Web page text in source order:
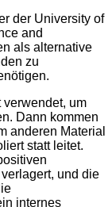
der University of
and
als alternative
zu
verwendet, um
Dann kommen
anderen Material
statt leitet.
und die
internes